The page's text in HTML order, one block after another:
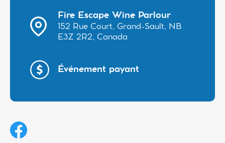
Fire Escape Wine Parlour
152 Rue Court, Grand-Sault, NB
E3Z 2R2, Canada
Événement payant